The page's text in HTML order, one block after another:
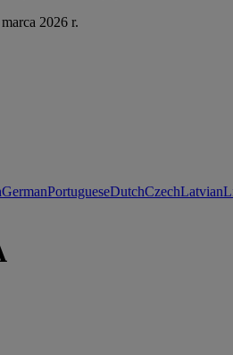
2026 r.
GermanPortugueseDutchCzechLatvian